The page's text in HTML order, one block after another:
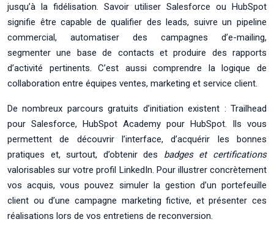
jusqu’à la fidélisation. Savoir utiliser Salesforce ou HubSpot
signifie être capable de qualifier des leads, suivre un pipeline
commercial, automatiser des campagnes d’e-mailing,
segmenter une base de contacts et produire des rapports
d’activité pertinents. C’est aussi comprendre la logique de
collaboration entre équipes ventes, marketing et service client.
De nombreux parcours gratuits d’initiation existent : Trailhead
pour Salesforce, HubSpot Academy pour HubSpot. Ils vous
permettent de découvrir l’interface, d’acquérir les bonnes
pratiques et, surtout, d’obtenir des badges et certifications
valorisables sur votre profil LinkedIn. Pour illustrer concrètement
vos acquis, vous pouvez simuler la gestion d’un portefeuille
client ou d’une campagne marketing fictive, et présenter ces
réalisations lors de vos entretiens de reconversion.